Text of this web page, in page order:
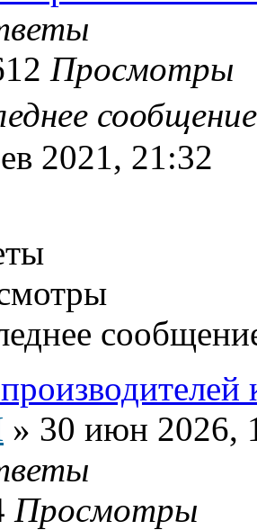
Просмотры
2021, 21:32
» 30 июн 2026,
Просмотры